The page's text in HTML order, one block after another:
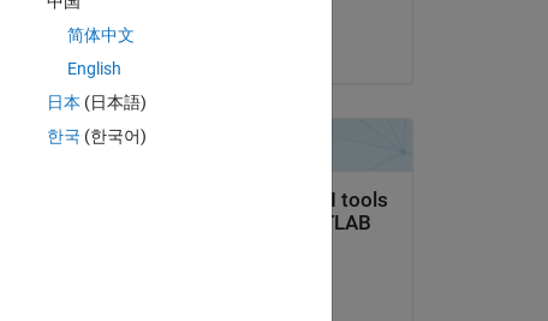
am 20 Dez. 2019
简体中文
English
日本 (日本語)
한국 (한국어)